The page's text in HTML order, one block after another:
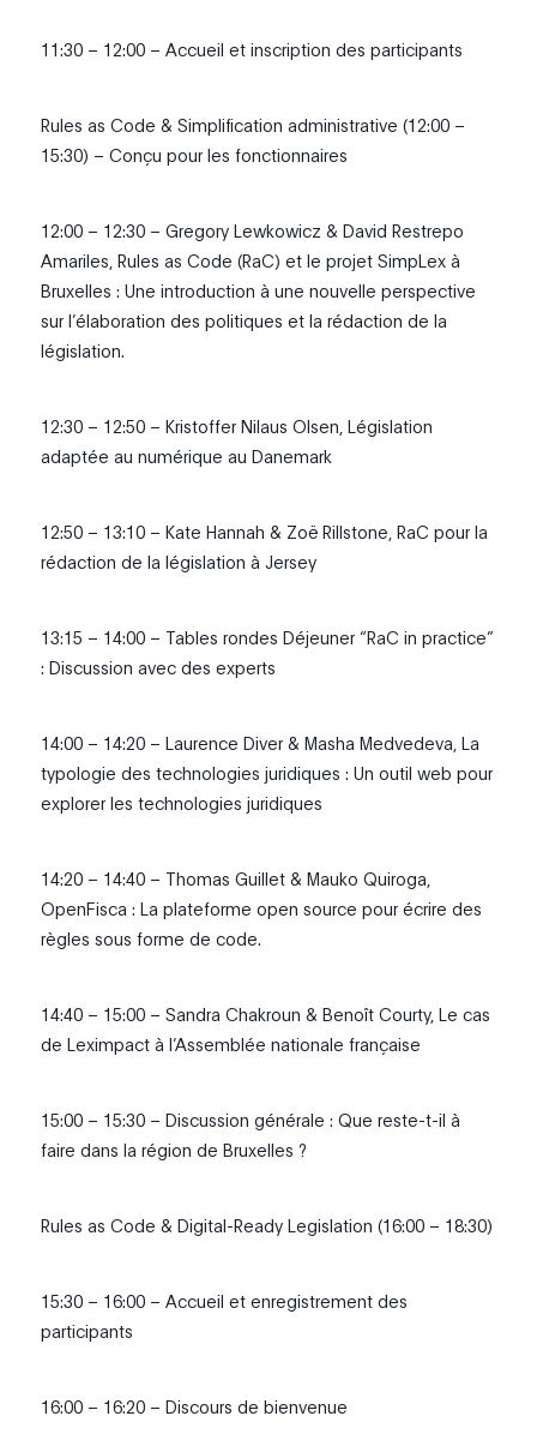
11:30 – 12:00 – Accueil et inscription des participants
Rules as Code & Simplification administrative (12:00 –
15:30) – Conçu pour les fonctionnaires
12:00 – 12:30 – Gregory Lewkowicz & David Restrepo
Amariles, Rules as Code (RaC) et le projet SimpLex à
Bruxelles : Une introduction à une nouvelle perspective
sur l’élaboration des politiques et la rédaction de la
législation.
12:30 – 12:50 – Kristoffer Nilaus Olsen, Législation
adaptée au numérique au Danemark
12:50 – 13:10 – Kate Hannah & Zoë Rillstone, RaC pour la
rédaction de la législation à Jersey
13:15 – 14:00 – Tables rondes Déjeuner “RaC in practice”
: Discussion avec des experts
14:00 – 14:20 – Laurence Diver & Masha Medvedeva, La
typologie des technologies juridiques : Un outil web pour
explorer les technologies juridiques
14:20 – 14:40 – Thomas Guillet & Mauko Quiroga,
OpenFisca : La plateforme open source pour écrire des
règles sous forme de code.
14:40 – 15:00 – Sandra Chakroun & Benoît Courty, Le cas
de Leximpact à l’Assemblée nationale française
15:00 – 15:30 – Discussion générale : Que reste-t-il à
faire dans la région de Bruxelles ?
Rules as Code & Digital-Ready Legislation (16:00 – 18:30)
15:30 – 16:00 – Accueil et enregistrement des
participants
16:00 – 16:20 – Discours de bienvenue